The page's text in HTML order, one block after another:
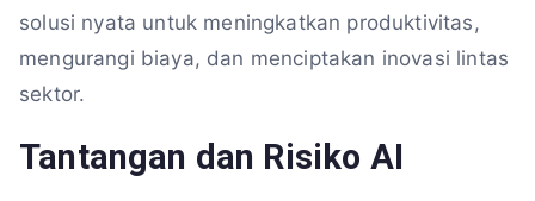
solusi nyata untuk meningkatkan produktivitas,
mengurangi biaya, dan menciptakan inovasi lintas
sektor.
Tantangan dan Risiko AI